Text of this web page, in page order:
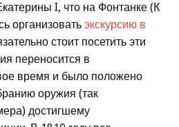
I, что на Фонтанке (К
организовать экскурсию в
стоит посетить эти
переносится в
время и было положено
оружия (так
достигшему